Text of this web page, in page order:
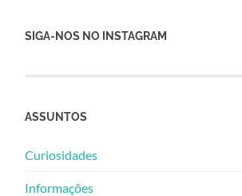
SIGA-NOS NO INSTAGRAM
ASSUNTOS
Curiosidades
Informações